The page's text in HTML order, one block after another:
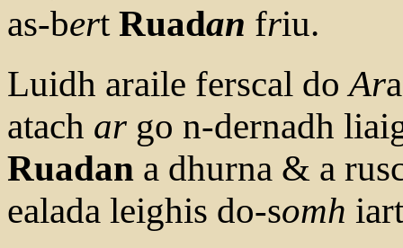
as-bert Ruadan friu.
Luidh araile ferscal doAr
atach ar go n-dernadh
Ruadan a dhurna & a
ealada leighis do-somh